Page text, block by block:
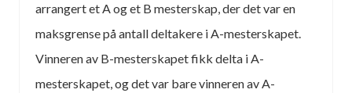
arrangert et A og et B mesterskap, der det var en
maksgrense på antall deltakere i A-mesterskapet.
Vinneren av B-mesterskapet fikk delta i A-
mesterskapet, og det var bare vinneren av A-